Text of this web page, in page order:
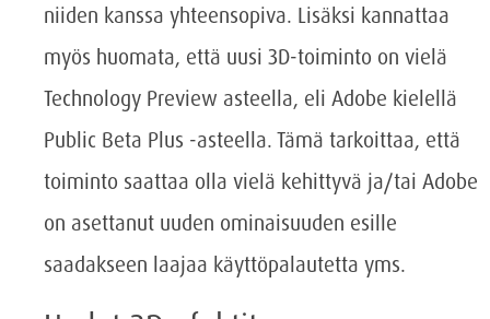
niiden kanssa yhteensopiva. Lisäksi kannattaa
myös huomata, että uusi 3D-toiminto on vielä
Technology Preview asteella, eli Adobe kielellä
Public Beta Plus -asteella. Tämä tarkoittaa, että
toiminto saattaa olla vielä kehittyvä ja/tai Adobe
on asettanut uuden ominaisuuden esille
saadakseen laajaa käyttöpalautetta yms.